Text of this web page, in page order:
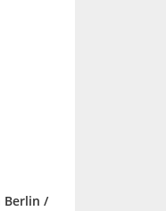
Berlin /